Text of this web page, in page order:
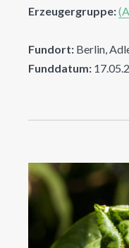
Erzeugergruppe:
Fundort: Berlin,
Funddatum: